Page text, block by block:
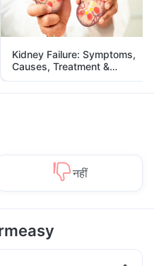
Kidney Failure: Symptoms,
Causes, Treatment &
Prevention
नहीं